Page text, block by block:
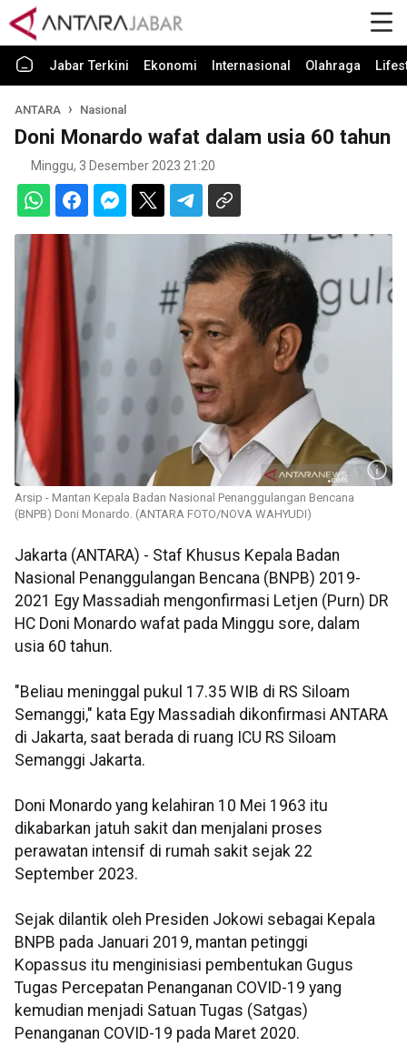
Jabar Terkini Ekonomi Internasional Olahraga
ANTARA Nasional
Doni Monardo wafat dalam usia 60 tahun
Minggu, 3 Desember 2023 21:20
Arsip - Mantan Kepala Badan Nasional Penanggulangan Bencana
(BNPB) Doni Monardo. (ANTARA FOTO/NOVA WAHYUDI)
Jakarta (ANTARA) - Staf Khusus Kepala Badan
Nasional Penanggulangan Bencana (BNPB) 2019-
2021 Egy Massadiah mengonfirmasi Letjen (Purn) DR
HC Doni Monardo wafat pada Minggu sore, dalam
usia 60 tahun.
"Beliau meninggal pukul 17.35 WIB di RS Siloam
Semanggi," kata Egy Massadiah dikonfirmasi ANTARA
di Jakarta, saat berada di ruang ICU RS Siloam
Semanggi Jakarta.
Doni Monardo yang kelahiran 10 Mei 1963 itu
dikabarkan jatuh sakit dan menjalani proses
perawatan intensif di rumah sakit sejak 22
September 2023.
Sejak dilantik oleh Presiden Jokowi sebagai Kepala
BNPB pada Januari 2019, mantan petinggi
Kopassus itu menginisiasi pembentukan Gugus
Tugas Percepatan Penanganan COVID-19 yang
kemudian menjadi Satuan Tugas (Satgas)
Penanganan COVID-19 pada Maret 2020.